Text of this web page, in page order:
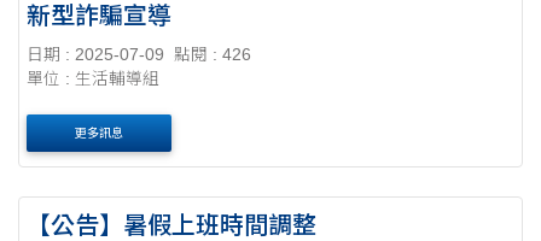
新型詐騙宣導
日期 : 2025-07-09
點閱 : 426
單位 : 生活輔導組
更多訊息
【公告】暑假上班時間調整